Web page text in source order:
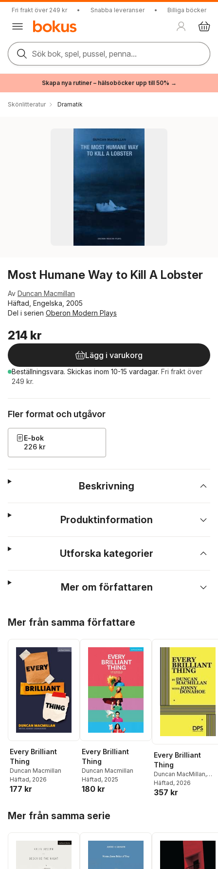
Fri frakt över 249 kr • Snabba leveranser • Billiga böcker
Sök bok, spel, pussel, penna...
Skapa nya rutiner – hälsoböcker upp till 50% →
Skönlitteratur Dramatik
Most Humane Way to Kill A Lobster
Av Duncan Macmillan
Häftad, Engelska, 2005
Del i serien Oberon Modern Plays
214 kr
Lägg i varukorg
Beställningsvara. Skickas inom 10-15 vardagar. Fri frakt över
249 kr.
Fler format och utgåvor
E-bok
226 kr
Beskrivning
Produktinformation
Utforska kategorier
Mer om författaren
Mer från samma författare
Every Brilliant
Thing
Duncan Macmillan
Häftad, 2026
177 kr
Every Brilliant
Thing
Duncan Macmillan
Häftad, 2025
180 kr
Every Brilliant
Thing
Duncan MacMillan,
Jonny Donahoe
Häftad, 2026
357 kr
Mer från samma serie